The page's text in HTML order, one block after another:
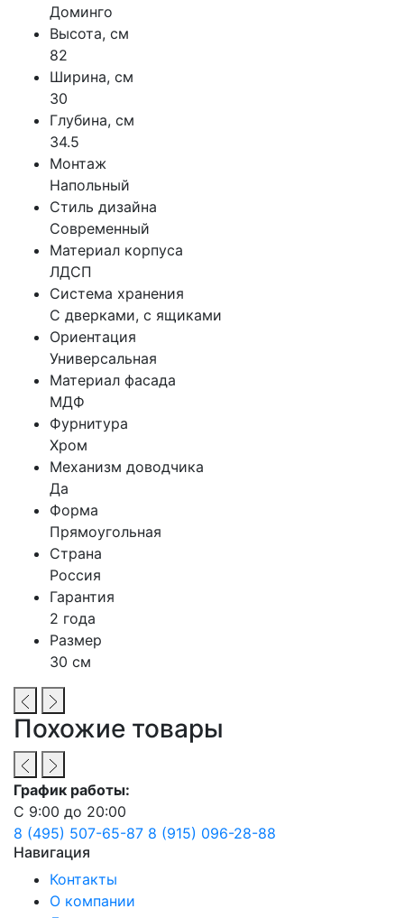
Доминго
Высота, см
82
Ширина, см
30
Глубина, см
34.5
Монтаж
Напольный
Стиль дизайна
Современный
Материал корпуса
ЛДСП
Система хранения
С дверками, с ящиками
Ориентация
Универсальная
Материал фасада
МДФ
Фурнитура
Хром
Механизм доводчика
Да
Форма
Прямоугольная
Страна
Россия
Гарантия
2 года
Размер
30 см
Похожие товары
График работы:
С 9:00 до 20:00
8 (495) 507-65-87 8 (915) 096-28-88
Навигация
Контакты
О компании